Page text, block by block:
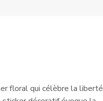
floral qui célèbre la liberté